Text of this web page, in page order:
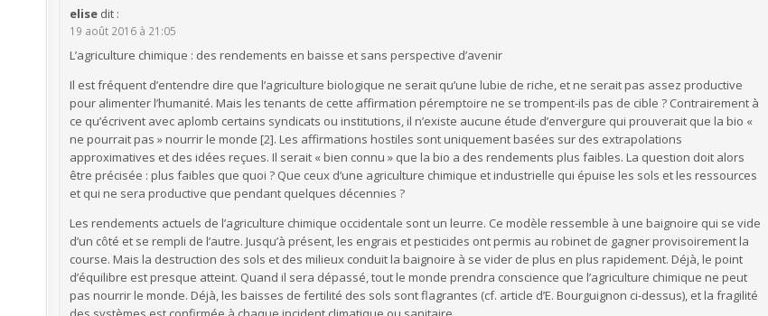
elise dit :
19 août 2016 à 21:05
L’agriculture chimique : des rendements en baisse et sans perspective d’avenir
Il est fréquent d’entendre dire que l’agriculture biologique ne serait qu’une lubie de riche, et ne serait pas assez productive
pour alimenter l’humanité. Mais les tenants de cette affirmation péremptoire ne se trompent-ils pas de cible ? Contrairement à
ce qu’écrivent avec aplomb certains syndicats ou institutions, il n’existe aucune étude d’envergure qui prouverait que la bio «
ne pourrait pas » nourrir le monde [2]. Les affirmations hostiles sont uniquement basées sur des extrapolations
approximatives et des idées reçues. Il serait « bien connu » que la bio a des rendements plus faibles. La question doit alors
être précisée : plus faibles que quoi ? Que ceux d’une agriculture chimique et industrielle qui épuise les sols et les ressources
et qui ne sera productive que pendant quelques décennies ?
Les rendements actuels de l’agriculture chimique occidentale sont un leurre. Ce modèle ressemble à une baignoire qui se vide
d’un côté et se rempli de l’autre. Jusqu’à présent, les engrais et pesticides ont permis au robinet de gagner provisoirement la
course. Mais la destruction des sols et des milieux conduit la baignoire à se vider de plus en plus rapidement. Déjà, le point
d’équilibre est presque atteint. Quand il sera dépassé, tout le monde prendra conscience que l’agriculture chimique ne peut
pas nourrir le monde. Déjà, les baisses de fertilité des sols sont flagrantes (cf. article d’E. Bourguignon ci-dessus), et la fragilité